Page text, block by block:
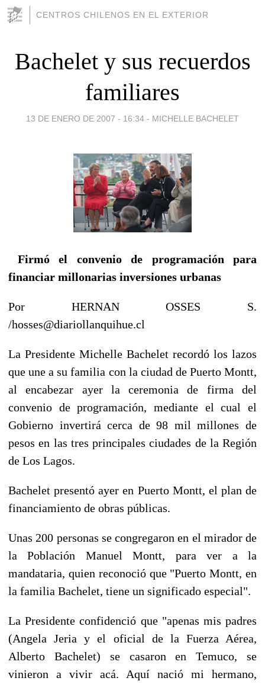
CENTROS CHILENOS EN EL EXTERIOR
Bachelet y sus recuerdos
familiares
13 DE ENERO DE 2007 - 16:34 - MICHELLE BACHELET
Firmó el convenio de programación para
financiar millonarias inversiones urbanas
Por HERNAN OSSES S.
/hosses@diariollanquihue.cl
La Presidente Michelle Bachelet recordó los lazos
que une a su familia con la ciudad de Puerto Montt,
al encabezar ayer la ceremonia de firma del
convenio de programación, mediante el cual el
Gobierno invertirá cerca de 98 mil millones de
pesos en las tres principales ciudades de la Región
de Los Lagos.
Bachelet presentó ayer en Puerto Montt, el plan de
financiamiento de obras públicas.
Unas 200 personas se congregaron en el mirador de
la Población Manuel Montt, para ver a la
mandataria, quien reconoció que "Puerto Montt, en
la familia Bachelet, tiene un significado especial".
La Presidente confidenció que "apenas mis padres
(Angela Jeria y el oficial de la Fuerza Aérea,
Alberto Bachelet) se casaron en Temuco, se
vinieron a vivir acá. Aquí nació mi hermano,